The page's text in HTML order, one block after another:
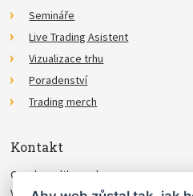
Semináře
Live Trading Asistent
Vizualizace trhu
Poradenství
Trading merch
Kontakt
Czechwealth, spol. s r.o.
Višňová 4